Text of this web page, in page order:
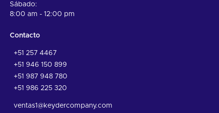
Sábado:
8:00 am - 12:00 pm
Contacto
+51 257 4467
+51 946 150 899
+51 987 948 780
+51 986 225 320
ventas1@keydercompany.com